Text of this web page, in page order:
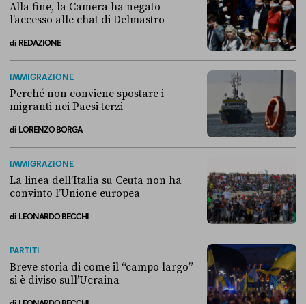
Alla fine, la Camera ha negato
l’accesso alle chat di Delmastro
di REDAZIONE
IMMIGRAZIONE
Perché non conviene spostare i
migranti nei Paesi terzi
di LORENZO BORGA
IMMIGRAZIONE
La linea dell’Italia su Ceuta non ha
convinto l’Unione europea
di LEONARDO BECCHI
PARTITI
Breve storia di come il “campo largo”
si è diviso sull’Ucraina